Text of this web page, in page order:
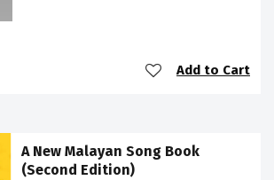
Add to Cart
A New Malayan Song Book
(Second Edition)